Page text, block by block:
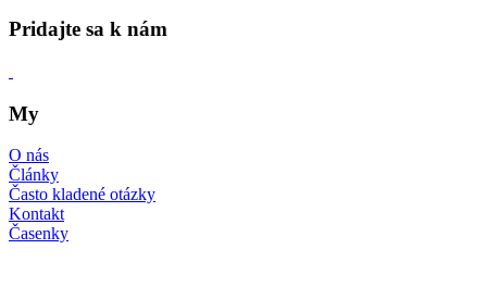
Pridajte sa k nám
My
O nás
Články
Často kladené otázky
Kontakt
Časenky